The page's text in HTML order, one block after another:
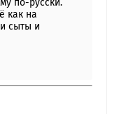
по-русски.
как на
сыты и